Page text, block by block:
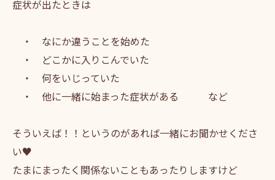
症状が出たときは
・ なにか違うことを始めた
・ どこかに入りこんでいた
・ 何をいじっていた
・ 他に一緒に始まった症状がある など
そういえば！！というのがあれば一緒にお聞かせくださ
い♥
たまにまったく関係ないこともあったりしますけど